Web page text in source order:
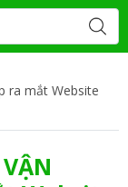
ra mắt Website